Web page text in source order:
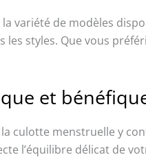
variété de modèles
les styles. Que vous
et
culotte menstruelle y
l’équilibre délicat de